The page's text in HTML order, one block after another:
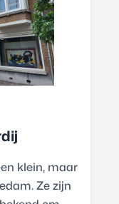
klein, maar
Ze zijn